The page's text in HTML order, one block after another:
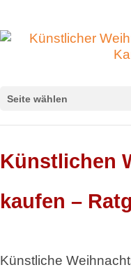
Seite wählen
Künstlichen
kaufen –
Künstliche